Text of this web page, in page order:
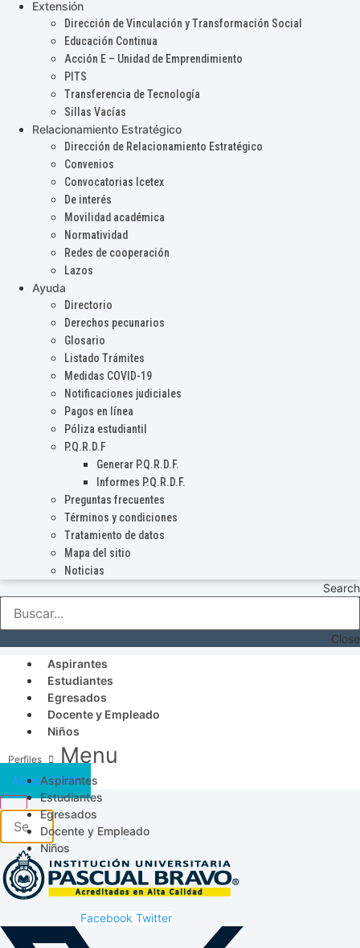
Extensión
Dirección de Vinculación y Transformación Social
Educación Continua
Acción E – Unidad de Emprendimiento
PITS
Transferencia de Tecnología
Sillas Vacías
Relacionamiento Estratégico
Dirección de Relacionamiento Estratégico
Convenios
Convocatorias Icetex
De interés
Movilidad académica
Normatividad
Redes de cooperación
Lazos
Ayuda
Directorio
Derechos pecunarios
Glosario
Listado Trámites
Medidas COVID-19
Notificaciones judiciales
Pagos en línea
Póliza estudiantil
P.Q.R.D.F
Generar P.Q.R.D.F.
Informes P.Q.R.D.F.
Preguntas frecuentes
Términos y condiciones
Tratamiento de datos
Mapa del sitio
Noticias
Search
Close
Aspirantes
Estudiantes
Egresados
Docente y Empleado
Niños
Menu
Aspirantes
Estudiantes
Egresados
Docente y Empleado
Niños
Acceso SICAU
Facebook Twitter